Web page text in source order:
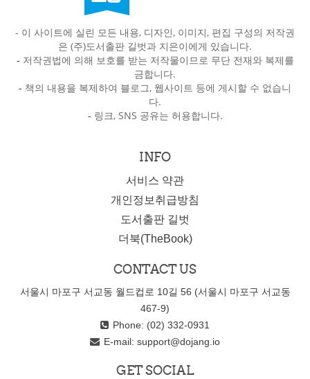
- 이 사이트에 실린 모든 내용, 디자인, 이미지, 편집 구성의 저작권
은 (주)도서출판 길벗과 지은이에게 있습니다.
- 저작권법에 의해 보호를 받는 저작물이므로 무단 전재와 복제를
금합니다.
- 책의 내용을 복제하여 블로그, 웹사이트 등에 게시할 수 없습니
다.
- 링크, SNS 공유는 허용합니다.
INFO
서비스 약관
개인정보취급방침
도서출판 길벗
더북(TheBook)
CONTACT US
서울시 마포구 서교동 월드컵로 10길 56 (서울시 마포구 서교동
467-9)
Phone: (02) 332-0931
E-mail: support@dojang.io
GET SOCIAL